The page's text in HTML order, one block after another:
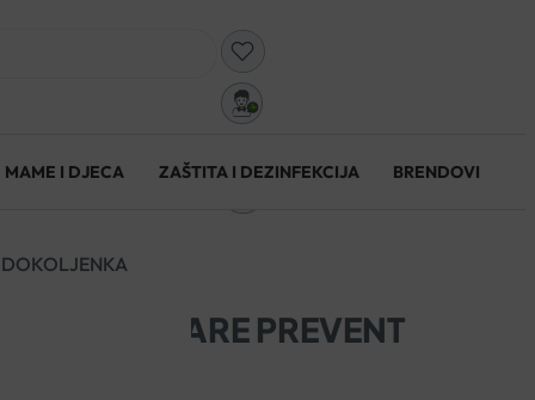
MAME I DJECA ZAŠTITA I DEZINFEKCIJA BRENDOVI
DOKOLJENKA
ICARE PREVENT